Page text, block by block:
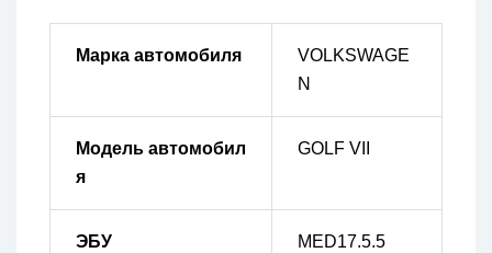
Марка автомобиля
VOLKSWAGE
N
Модель автомобил
я
GOLF VII
ЭБУ MED17.5.5